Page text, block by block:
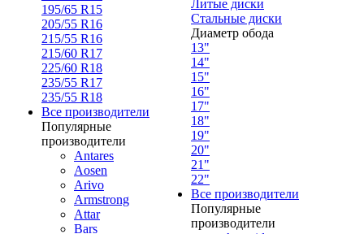
195/65 R15
205/55 R16
215/55 R16
215/60 R17
225/60 R18
235/55 R17
235/55 R18
Все производители
Популярные
производители
Antares
Aosen
Arivo
Armstrong
Attar
Bars
Литые диски
Стальные диски
Диаметр обода
13"
14"
15"
16"
17"
18"
19"
20"
21"
22"
Все производители
Популярные
производители